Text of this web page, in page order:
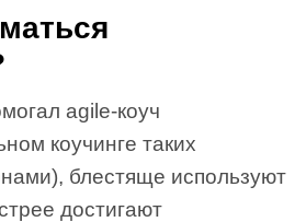
agile-коуч
коучинге таких
блестяще используют
достигают